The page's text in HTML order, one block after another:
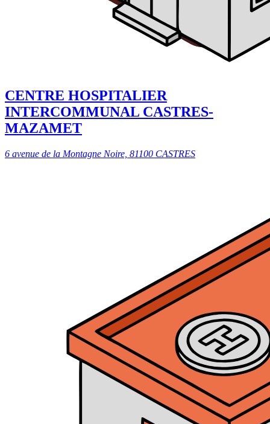
CENTRE HOSPITALIER
INTERCOMMUNAL CASTRES-
MAZAMET
6 avenue de la Montagne Noire, 81100 CASTRES